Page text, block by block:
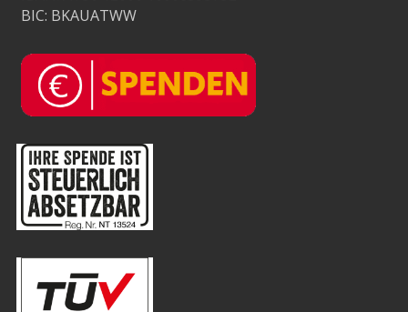
BIC: BKAUATWW